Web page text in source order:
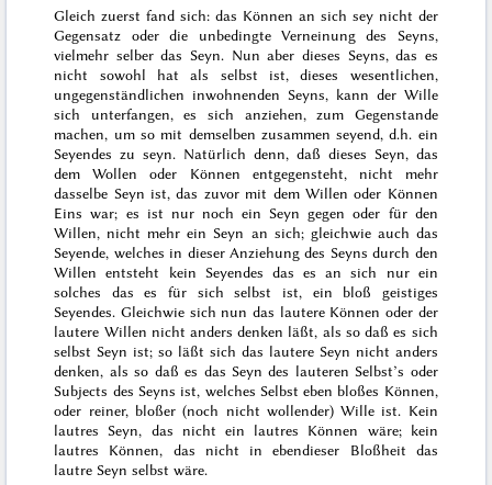
Gleich zuerst fand sich: das Können an sich sey nicht der
Gegensatz oder die unbedingte Verneinung des Seyns,
vielmehr selber das Seyn. Nun aber dieses Seyns, das es
nicht sowohl hat als selbst ist, dieses wesentlichen,
ungegenständlichen inwohnenden Seyns, kann der Wille
sich unterfangen, es sich anziehen, zum Gegenstande
machen, um so mit demselben zusammen seyend, d.h. ein
Seyendes zu seyn. Natürlich denn, daß dieses Seyn, das
dem Wollen oder Können entgegensteht, nicht mehr
dasselbe Seyn ist, das zuvor mit dem Willen oder Können
Eins war; es ist nur noch ein Seyn gegen oder für den
Willen, nicht mehr ein Seyn an sich; gleichwie auch das
Seyende, welches in dieser Anziehung des Seyns durch den
Willen entsteht kein Seyendes das es an sich nur ein
solches das es für sich selbst ist, ein bloß geistiges
Seyendes. Gleichwie sich nun das lautere Können oder der
lautere Willen nicht anders denken läßt, als so daß es sich
selbst Seyn ist; so läßt sich das lautere Seyn nicht anders
denken, als so daß es das Seyn des lauteren Selbst’s oder
Subjects des Seyns ist, welches Selbst eben bloßes Können,
oder reiner, bloßer (noch nicht wollender) Wille ist. Kein
lautres Seyn, das nicht ein lautres Können wäre; kein
lautres Können, das nicht in ebendieser Bloßheit das
lautre Seyn selbst wäre.